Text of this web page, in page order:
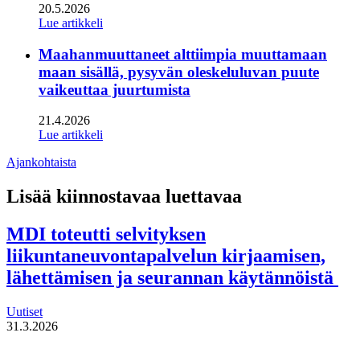
20.5.2026
Lue artikkeli
Maahanmuuttaneet alttiimpia muuttamaan
maan sisällä, pysyvän oleskeluluvan puute
vaikeuttaa juurtumista
21.4.2026
Lue artikkeli
Ajankohtaista
Lisää kiinnostavaa luettavaa
MDI toteutti selvityksen
liikuntaneuvontapalvelun kirjaamisen,
lähettämisen ja seurannan käytännöistä
Uutiset
31.3.2026